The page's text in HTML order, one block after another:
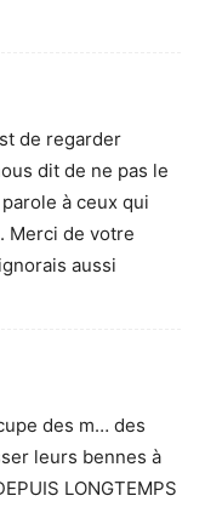
de regarder
dit de ne pas le
à ceux qui
Merci de votre
aussi
des m… des
leurs bennes à
LONGTEMPS